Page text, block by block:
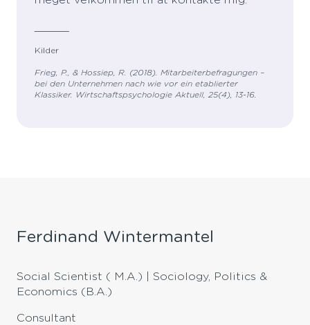
Kilder
Frieg, P., & Hossiep, R. (2018). Mitarbeiterbefragungen –
bei den Unternehmen nach wie vor ein etablierter
Klassiker. Wirtschaftspsychologie Aktuell, 25(4), 13-16.
Ferdinand Wintermantel
Social Scientist ( M.A.) | Sociology, Politics &
Economics (B.A.)
Consultant